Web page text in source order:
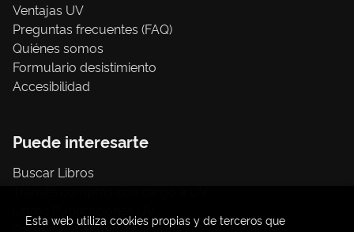
Ventajas UV
Preguntas frecuentes (FAQ)
Quiénes somos
Formulario desistimiento
Accesibilidad
Puede interesarte
Buscar Libros
Esta web utiliza cookies propias y de terceros que